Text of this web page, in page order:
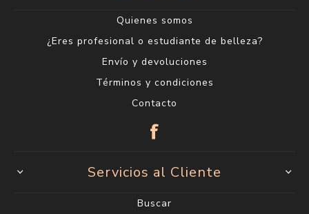
Quienes somos
¿Eres profesional o estudiante de belleza?
Envío y devoluciones
Términos y condiciones
Contacto
Servicios al Cliente
Buscar